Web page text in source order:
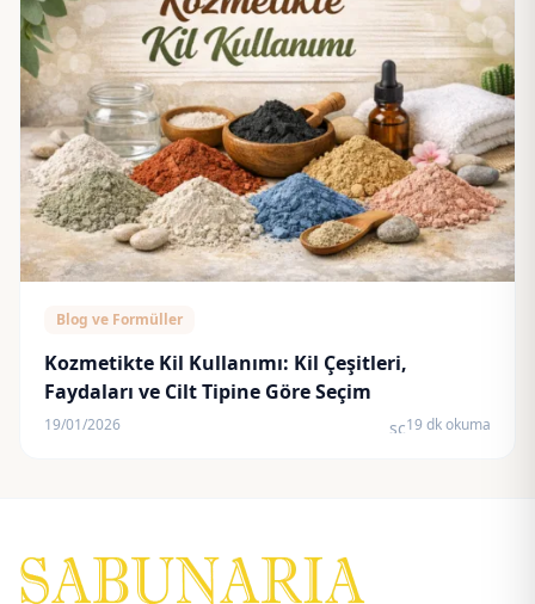
Blog ve Formüller
Kozmetikte Kil Kullanımı: Kil Çeşitleri,
Faydaları ve Cilt Tipine Göre Seçim
19/01/2026 schedule
19 dk okuma